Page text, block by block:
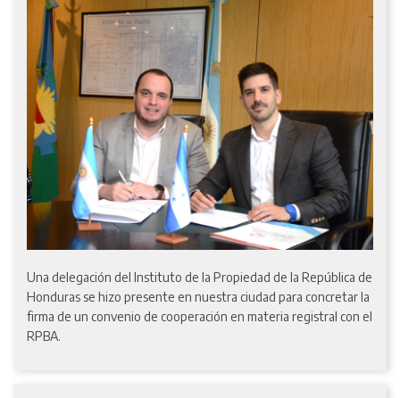
Una delegación del Instituto de la Propiedad de la República de
Honduras se hizo presente en nuestra ciudad para concretar la
firma de un convenio de cooperación en materia registral con el
RPBA.